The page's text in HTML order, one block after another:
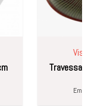
Vista
Travessa